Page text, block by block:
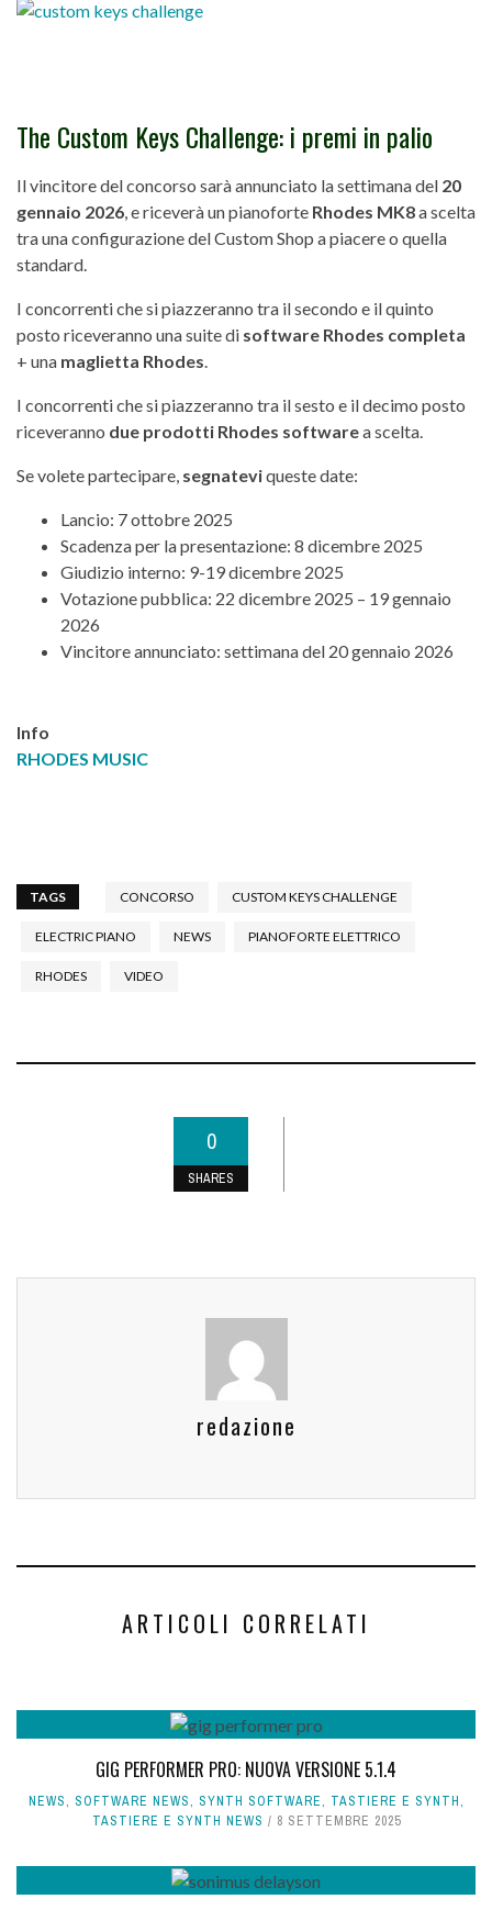
The Custom Keys Challenge: i premi in palio
Il vincitore del concorso sarà annunciato la settimana del 20
gennaio 2026 , e riceverà un pianoforte Rhodes MK8a scelta
tra una configurazione del Custom Shop a piacere o quella
standard.
I concorrenti che si piazzeranno tra il secondo e il quinto
posto riceveranno una suite di software Rhodes completa
+ una maglietta Rhodes
I concorrenti che si piazzeranno tra il sesto e il decimo posto
riceveranno due prodotti Rhodes softwarea scelta.
Se volete partecipare, segnateviqueste date:
Lancio: 7 ottobre 2025
Scadenza per la presentazione: 8 dicembre 2025
Giudizio interno: 9-19 dicembre 2025
Votazione pubblica: 22 dicembre 2025 – 19 gennaio
2026
Vincitore annunciato: settimana del 20 gennaio 2026
Info
RHODES MUSIC
TAGS CONCORSO CUSTOM KEYS CHALLENGE
ELECTRIC PIANO NEWS PIANOFORTE ELETTRICO
RHODES VIDEO
0
SHARES
redazione
ARTICOLI CORRELATI
GIG PERFORMER PRO: NUOVA VERSIONE 5.1.4
NEWS, SOFTWARE NEWS, SYNTH SOFTWARE, TASTIERE E SYNTH,
TASTIERE E SYNTH NEWS
8 SETTEMBRE 2025